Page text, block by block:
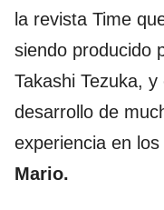
la revista Time
siendo producido
Takashi Tezuka,
desarrollo de
experiencia en los
Mario.